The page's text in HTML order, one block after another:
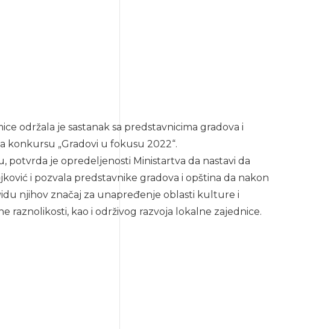
održala je sastanak sa predstavnicima gradova i
konkursu „Gradovi u fokusu 2022“.
potvrda je opredeljenosti Ministartva da nastavi da
i pozvala predstavnike gradova i opština da nakon
njihov značaj za unapređenje oblasti kulture i
kao i održivog razvoja lokalne zajednice.